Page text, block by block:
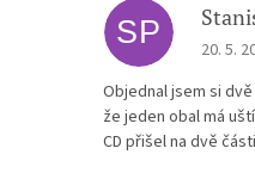
SP The
20. 5.
Objednal jsem si
že jeden obal má
CD přišel na dvě